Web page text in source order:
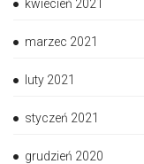
kwiecień 2021
marzec 2021
luty 2021
styczeń 2021
grudzień 2020